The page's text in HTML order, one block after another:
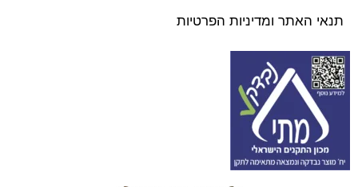
תנאי האתר ומדיניות הפרטיות